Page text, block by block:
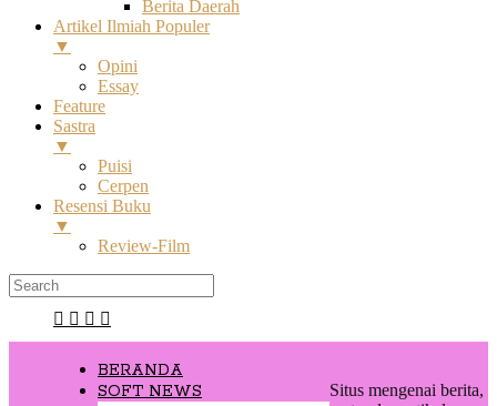
Berita Daerah
Artikel Ilmiah Populer
▼
Opini
Essay
Feature
Sastra
▼
Puisi
Cerpen
Resensi Buku
▼
Review-Film
BERANDA
SOFT NEWS
Situs mengenai berita,